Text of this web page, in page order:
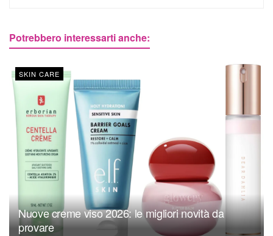
Potrebbero interessarti anche:
SKIN CARE
Nuove creme viso 2026: le migliori novità da
provare